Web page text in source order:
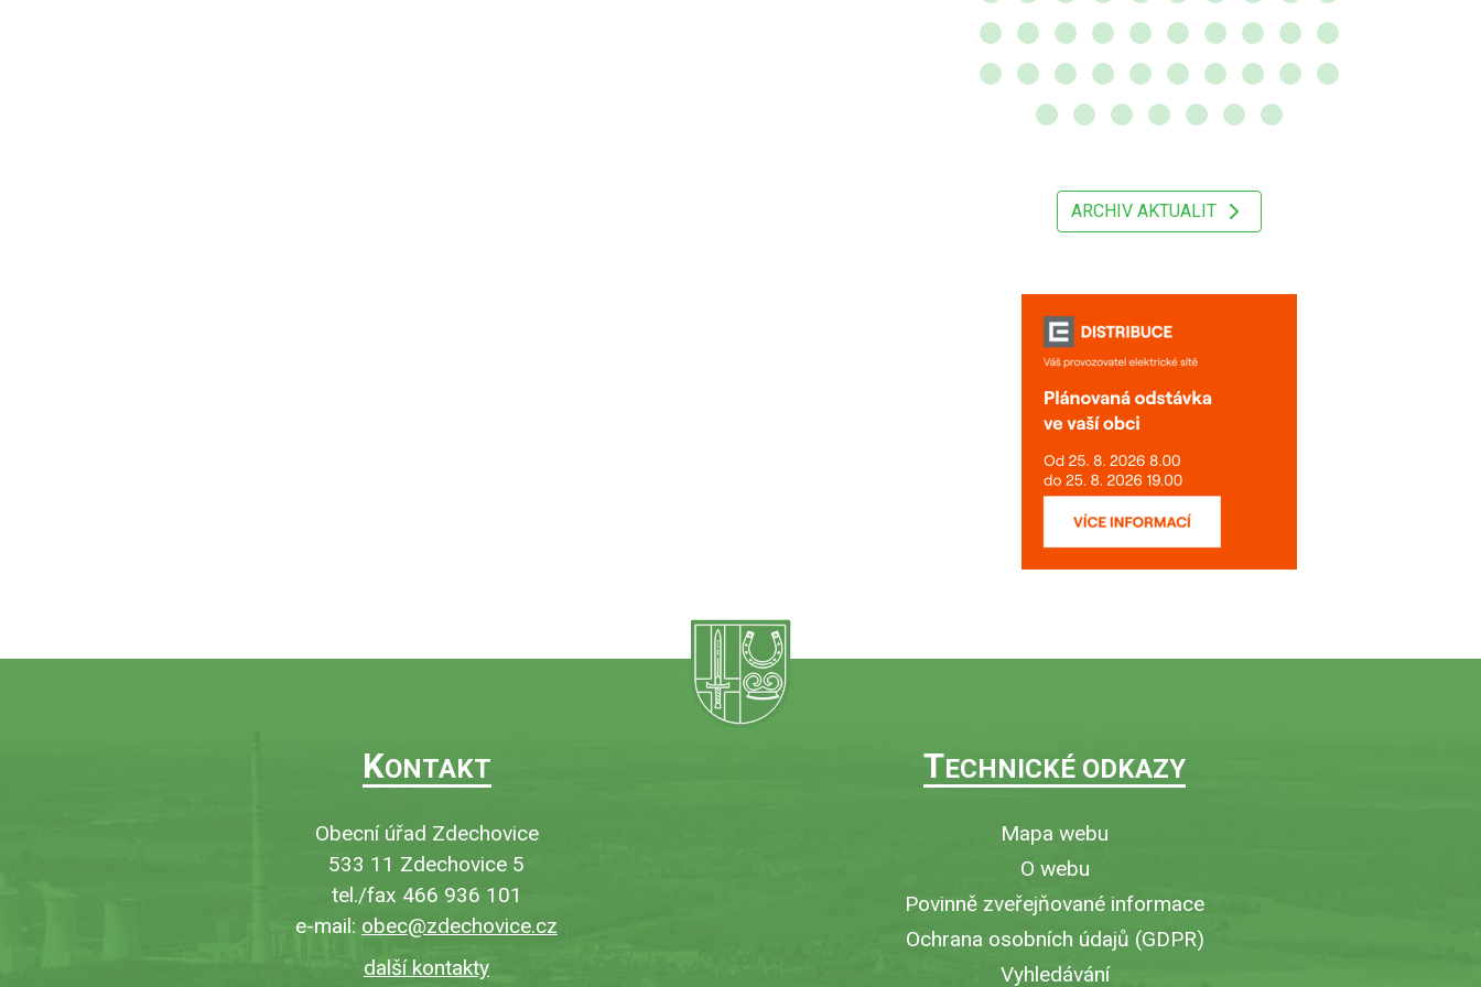
ARCHIV AKTUALIT
KONTAKT
Obecní úřad Zdechovice
533 11 Zdechovice 5
tel./fax 466 936 101
e-mail: obec@zdechovice.cz
další kontakty
TECHNICKÉ ODKAZY
Mapa webu
O webu
Povinně zveřejňované informace
Ochrana osobních údajů (GDPR)
Vyhledávání